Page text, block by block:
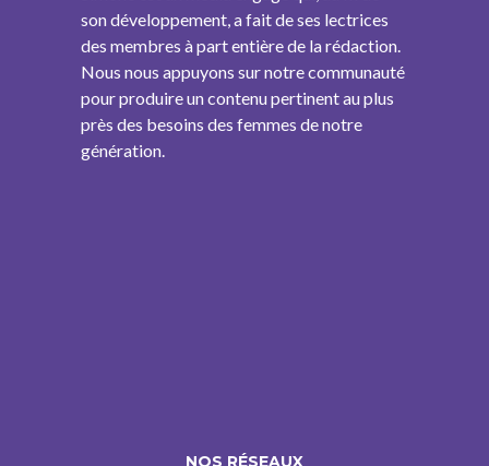
son développement, a fait de ses lectrices
des membres à part entière de la rédaction.
Nous nous appuyons sur notre communauté
pour produire un contenu pertinent au plus
près des besoins des femmes de notre
génération.
NOS RÉSEAUX